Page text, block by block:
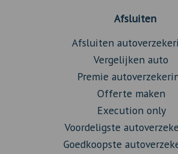
Afsluiten
Afsluiten
Vergelijken auto
Premie
Offerte maken
Execution only
Voordeligste
Goedkoopste